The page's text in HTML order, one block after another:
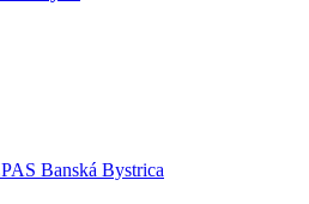
Banská Bystrica